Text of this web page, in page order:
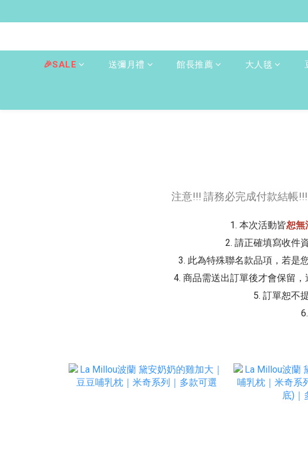
🎉SALE 送彌月禮 館長推薦 大人毯
注意!!! 請務必完成付款結帳
1. 本次活動皆恕無
2. 請正確填寫收件
3. 此為特殊聯名款品項，若是
4. 商品需送出訂單後才會保留
5. 訂單恕不